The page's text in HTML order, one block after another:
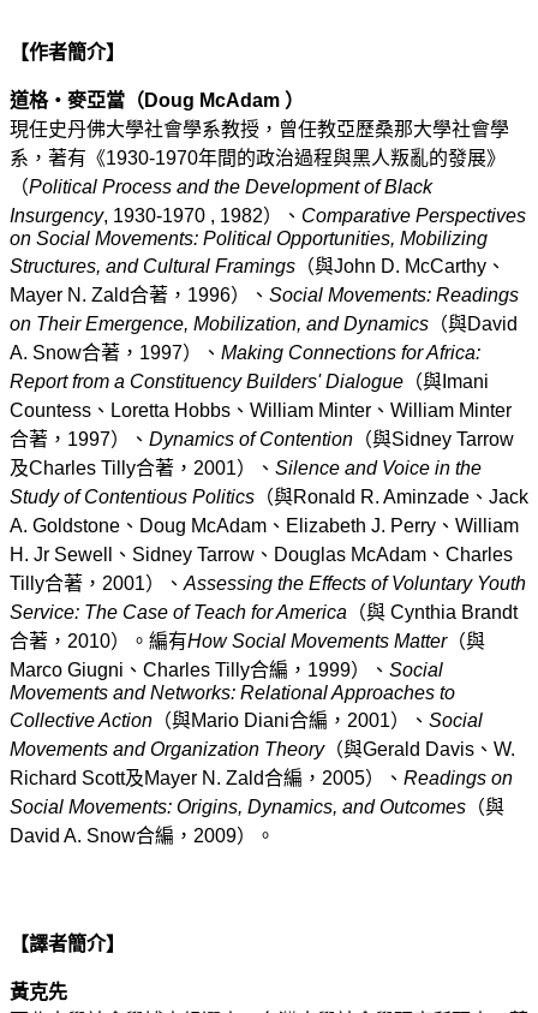
【作者簡介】
道格‧麥亞當（Doug McAdam ）
現任史丹佛大學社會學系教授，曾任教亞歷桑那大學社會學
系，著有《1930-1970年間的政治過程與黑人叛亂的發展》
（Political Process and the Development of Black
Insurgency, 1930-1970 , 1982）、 Comparative Perspectives
on Social Movements: Political Opportunities, Mobilizing
Structures, and Cultural Framings （與John D. McCarthy、
Mayer N. Zald合著，1996）、 Social Movements: Readings
on Their Emergence, Mobilization, and Dynamics （與David
A. Snow合著，1997）、 Making Connections for Africa:
Report from a Constituency Builders' Dialogue （與Imani
Countess、Loretta Hobbs、William Minter、William Minter
合著，1997）、 Dynamics of Contention （與Sidney Tarrow
及Charles Tilly合著，2001）、 Silence and Voice in the
Study of Contentious Politics （與Ronald R. Aminzade、Jack
A. Goldstone、Doug McAdam、Elizabeth J. Perry、William
H. Jr Sewell、Sidney Tarrow、Douglas McAdam、Charles
Tilly合著，2001）、 Assessing the Effects of Voluntary Youth
Service: The Case of Teach for America （與 Cynthia Brandt
合著，2010）。編有How Social Movements Matter（與
Marco Giugni、Charles Tilly合編，1999）、 Social
Movements and Networks: Relational Approaches to
Collective Action （與Mario Diani合編，2001）、 Social
Movements and Organization Theory（與Gerald Davis、W.
Richard Scott及Mayer N. Zald合編，2005）、 Readings on
Social Movements: Origins, Dynamics, and Outcomes （與
David A. Snow合編，2009）。
【譯者簡介】
黃克先